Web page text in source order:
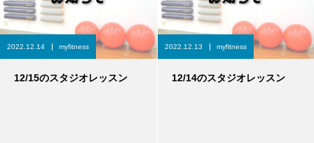
2022.12.14 myfitness
12/15のスタジオレッスン
2022.12.13 myfitness
12/14のスタジオレッスン